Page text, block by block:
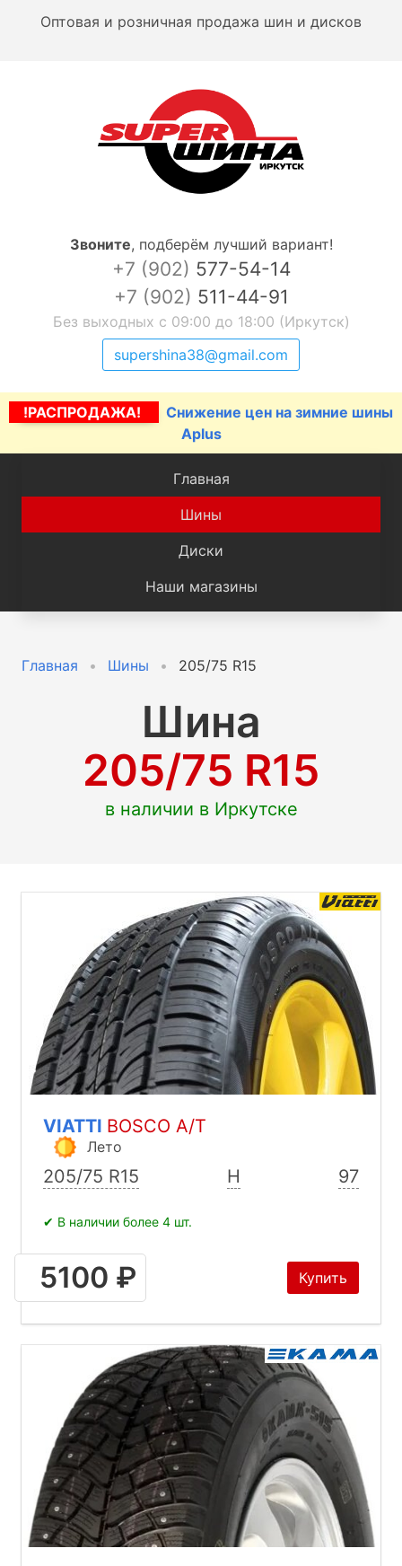
Оптовая и розничная продажа шин и дисков
Звоните, подберём лучший вариант!
+7 (902) 577-54-14
+7 (902) 511-44-91
Без выходных с 09:00 до 18:00 (Иркутск)
supershina38@gmail.com
!РАСПРОДАЖА!
Снижение цен на зимние шины
Aplus
Главная
Шины
Диски
Наши магазины
Главная Шины 205/75 R15
Шина
205/75 R15
в наличии в Иркутске
VIATTI BOSCO A/T
Лето
205/75 R15 H 97
✔ В наличии более 4 шт.
5100 ₽ Купить